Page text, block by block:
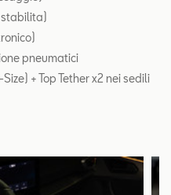
stabilita)
pneumatici
+ Top Tether x2 nei sedili